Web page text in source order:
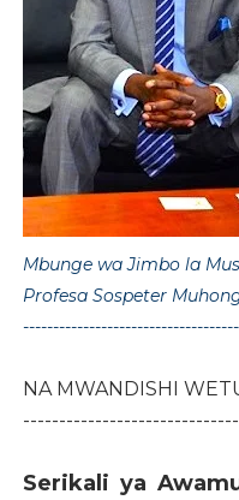
Mbunge wa Jimbo la
Profesa Sospeter
NA MWANDISHI
Serikali ya